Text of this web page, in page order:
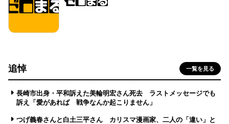
追悼 一覧を見る
長崎市出身・平和訴えた美輪明宏さん死去 ラストメッセージでも
訴え「愛があれば 戦争なんか起こりません」
つげ義春さんと白土三平さん カリスマ漫画家、二人の「違い」と